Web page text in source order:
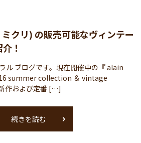
クリ) の販売可能なヴィンテー
！
ブログです。現在開催中の『 alain
summer collection ＆ vintage
作および定番 […]
続きを読む